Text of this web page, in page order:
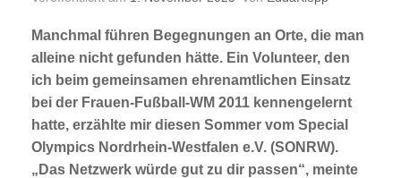
Manchmal führen Begegnungen an Orte, die man
alleine nicht gefunden hätte. Ein Volunteer, den
ich beim gemeinsamen ehrenamtlichen Einsatz
bei der Frauen-Fußball-WM 2011 kennengelernt
hatte, erzählte mir diesen Sommer vom Special
Olympics Nordrhein-Westfalen e.V. (SONRW).
„Das Netzwerk würde gut zu dir passen“, meinte